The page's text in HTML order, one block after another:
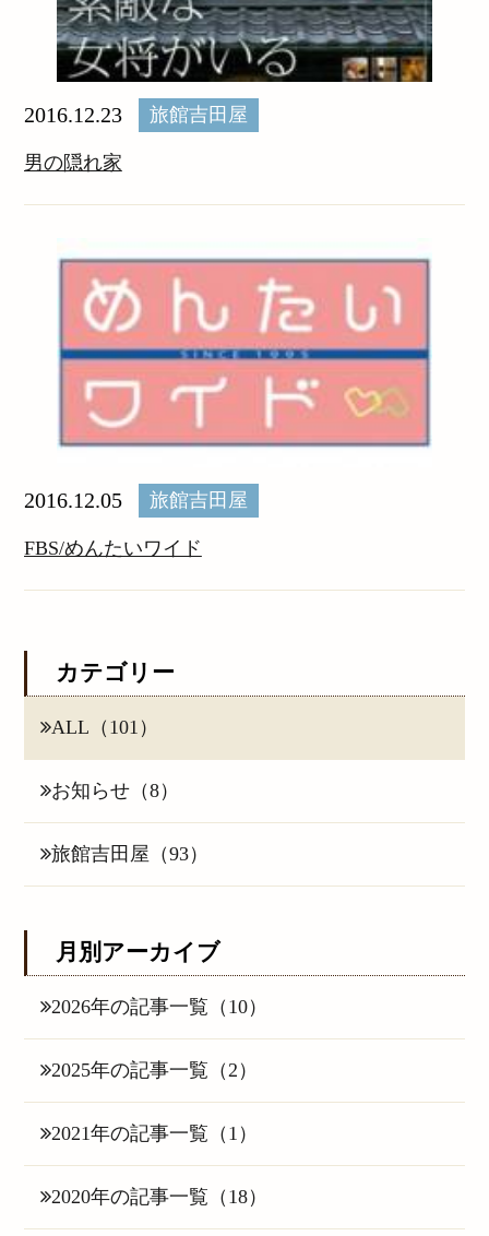
2016.12.23 旅館吉田屋
男の隠れ家
2016.12.05 旅館吉田屋
FBS/めんたいワイド
カテゴリー
ALL（101）
お知らせ（8）
旅館吉田屋（93）
月別アーカイブ
2026年の記事一覧（10）
2025年の記事一覧（2）
2021年の記事一覧（1）
2020年の記事一覧（18）